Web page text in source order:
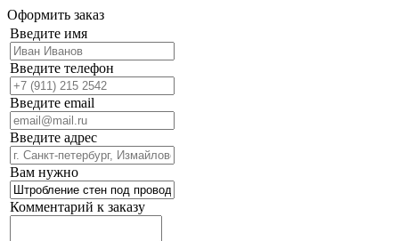
Оформить заказ
Введите имя
Введите телефон
Введите email
Введите адрес
Вам нужно
Комментарий к заказу